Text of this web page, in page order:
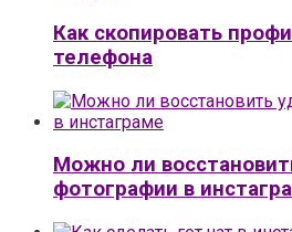
Как скопировать
телефона
Можно ли
фотографии в